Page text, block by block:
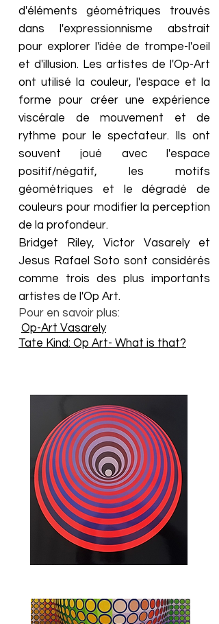
d'éléments géométriques trouvés
dans l'expressionnisme abstrait
pour explorer l'idée de trompe-l'oeil
et d'illusion. Les artistes de l'Op-Art
ont utilisé la couleur, l'espace et la
forme pour créer une expérience
viscérale de mouvement et de
rythme pour le spectateur. Ils ont
souvent joué avec l'espace
positif/négatif, les motifs
géométriques et le dégradé de
couleurs pour modifier la perception
de la profondeur.
Bridget Riley, Victor Vasarely et
Jesus Rafael Soto sont considérés
comme trois des plus importants
artistes de l'Op Art.
Pour en savoir plus:
Op-Art Vasarely
Tate Kind: Op Art- What is that?